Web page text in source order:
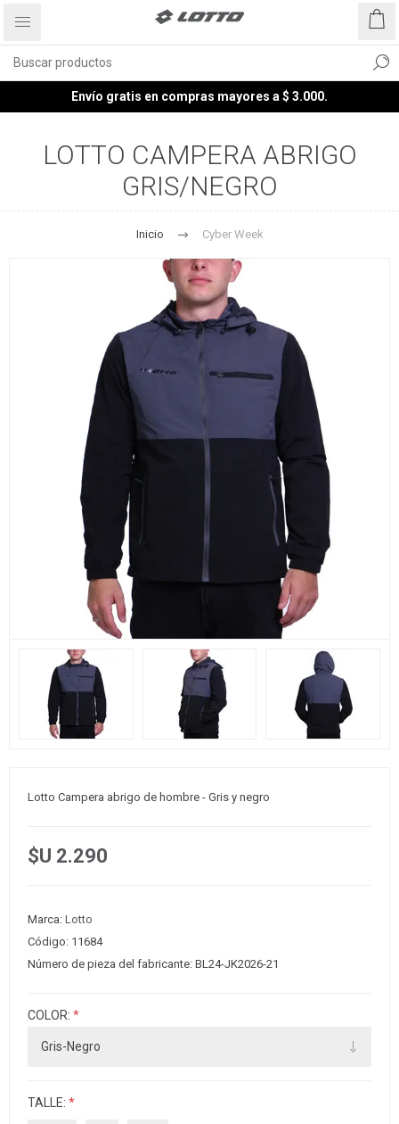
Envío gratis en compras mayores a $ 3.000.
LOTTO CAMPERA ABRIGO
GRIS/NEGRO
Inicio Cyber Week
Lotto Campera abrigo de hombre - Gris y negro
$U 2.290
Marca: Lotto
Código: 11684
Número de pieza del fabricante: BL24-JK2026-21
COLOR: *
TALLE: *